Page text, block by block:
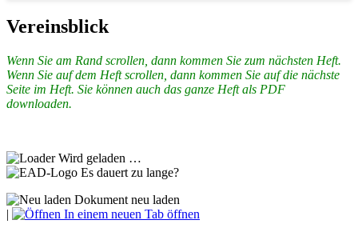
Vereinsblick
Wenn Sie am Rand scrollen, dann kommen Sie zum nächsten Heft.
Wenn Sie auf dem Heft scrollen, dann kommen Sie auf die nächste
Seite im Heft. Sie können auch das ganze Heft als PDF
downloaden.
Wird geladen …
Es dauert zu lange?
Dokument neu laden
|
In einem neuen Tab öffnen